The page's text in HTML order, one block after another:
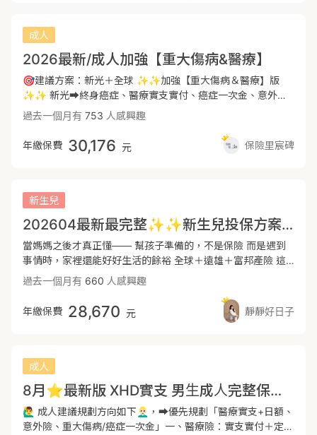
能1-6級月給付最長達十年（嚴重因意外雙眼失明，最輕截斷
小拇指11級失能）⭕重大傷燙傷全身20％以上⭕顏面燒燙傷
合併五官功能障礙者⭕大眾運輸工具增額雙倍理賠---🐻遠雄
MRE傷害實支實付⭕針對意外造成的醫療費用，包含住院急診
門診損傷的手術及處置、仿生支架耗材、包紮藥費等⭕脫臼開
放性復位增額理賠---🐻遠雄RHG傷害住院日額及骨折未住院
療養金⭕意外門診手術再增補貼---🏨重大傷病／防癌險：理
賠金一次給付📖「重大“傷”病」據衛福部統計113年至114年每
之七項「重大“疾”病」：重度中風、重度心肌梗塞、冠狀動脈
繞道手術尿毒症（腎衰竭）、器官移植、重度癌症、重度癱瘓
📌需要長期治療的癌症也是重大傷病：甲狀腺惡性腫瘤、口腔
口咽及下咽惡性腫瘤第一期、乳房惡性腫瘤第一期、子宮頸惡
性腫瘤第一期、大腸癌惡性腫瘤一期等諸多惡性腫瘤皆符合定
義。📌嚴重溶血性及再生不良性貧血：血紅素未經治療，成人
經常低於8gm/dl 以下，新生兒經常低於12gm/dl 以下者📌終
身治療之全身性自體免疫症候群：全身性紅斑狼瘡、硬化症、
類風濕關節炎、多發性肌炎、乾燥症、克隆氏症、慢性潰瘍性
患（包含自閉性、亞斯伯格等）*因為項目眾多，以上僅依常
見之疾病列舉⚠️建議選擇理賠項目最廣泛之險種。---🌏全球
DCF終身+XDE重大傷病險⭕衛福補300項重大傷病理賠
⭕XDE不會因為投保前期罹病及精神疾病打折⭕部分特定傷病
增額理賠20%（「燒燙傷面積達全身百分之20以上或顏面燒燙
生在充滿病毒的環境，各種病毒侵襲(腸病毒、腺病毒、黴漿菌
感染、泌尿系統發炎等等），若採用效果較好的藥物治療或醫
材，相對要額外付出不少的費用，這些都可以用實支實付給
付。 需要的自費項目如下: ➡️病房 : 升等單人房、特等病房 ➡️
藥物：抗生素、益生菌、標靶藥物 ➡️手術：達文西手臂、腹腔
擇有(轉換日額理賠)的險種 ❸重大傷病險（健保型） 依據健保
核發之重大傷病證明，醫師開立診斷書及病歷摘要等證明，重
大傷病項目多，理賠範圍只增不減，內含22大項(扣除8類) 可
麻痺兒童) ➡️惡性腫瘤 (白血病、惡性淋巴瘤、神經母細胞瘤
等) ➡️川崎氏症 (好發於 5 歲以下的寶寶) ➡️先天性肌肉萎縮症
(隱性遺傳，帶因者本身不會發病或有任何症狀) ➡️紅斑性狼瘡
(台灣約每10萬個人中就有6人罹病) ➡️克隆氏症 (腸道發炎的罕
見免疫系統疾病) ➡️慢性精神病...等 ➡️並非重大疾病７項 特定
傷病22項或是精選傷病41項 ❹癌症險（一次給付型、療程
型） 白血病、腦癌、淋巴癌是出生後到成年前階段，最常見的
兒童癌症，這些癌症頑固難治，長期治療耗費金錢極大，新生
兒保癌症險保費較低，可以用幾千塊的代價，轉嫁昂貴的醫療
當不小心造成他人身體受傷，或是摔倒打破貴重財物損失時，
可由保險公司代為理賠的一種保險 📢新生兒最佳投保時機 新
生兒篩檢可分成二種 🌟衛福部健保補助的21項篩檢 🌟醫院的
自費檢查 健保補助的21項「新生兒先天性代謝異常疾病篩檢」
會在出生後48小時後採血檢驗，檢查如有異常大約會在出生10
天後通知家長。 只要我們趕在這10天內投保，因為不知道篩檢
賠核心，花多少賠多少讓就醫時的自費項目（手術費、升等病
包。---📌組合方案：🌏全球XHD實支(保證續保）⭕保證續保
條款⭕住院手術項不限2-2-7以外手術⭕住院醫療無額度與次
數上限⭕病房費可轉換日額費（即無付費病房以最高額度理
賠）⭕含重大手術及特定醫材補助金（包含心臟支架及人工水
晶體等）⭕門診手術含特殊處置高達145項（全面補強市面上
實支實付手術無226之缺憾）⚠️重大手術及特定醫材補助金年
度限3次⚠️門診手術有2-2-7限制及年度最高8次---📕知識點：
之第三項。如果保險條款當中手術的定義有內含於此，基本上
理賠範圍依據這個標準。2-2-7手術定義範圍：大部分需要開
刀、麻醉、縫合。3-3-4-3牙科下顎範圍等手術。*醫療保險條
款中如果擺脫這個定義，理賠的範圍會更廣喔！---📖『實支
實付自付額』是指在醫療險理賠時，被保險人需自行負擔一定
--🌏全球XHO實支自負額⭕保證續保條款⭕額外每日住院日
額⭕住院手術與雜費靈活分配⚠️要注意：門診手術有2-2-7限
制⚠️自負額實支實付啟動額度（以XHO方案3B為例）：病房費
XHD為主，XHO為輔)---🏥『意外險』：意外身故失能最高
100萬+意外實支10萬+意外日額2000元+意外骨折6萬最高---
📖外來性、突發性、非疾病皆屬意外險理賠大致嚴重車禍、重
大災害及隨機危險恐怖危害小至打球手指吃蘿蔔，走路途中踩
空跌倒皆為意外險理賠啟動對象。意外醫療的自費項目及失能
成人
2026最新/成人加強【重大傷病&醫療】
🎯建議方案：新光＋全球 ✨✨加強【重大傷病＆醫療】版
✨✨ 新光➡️終身癌症、醫療實支實付、癌症一次金、意外身
故/失能、意外住院、意外實支實付 全球➡️重大傷病、癌症一
次金、療程型癌症險、定額醫療險 - 🌟特別說明🌟 【新光】
實支實付「新呵護安心」 ✅保證續保 ✅年度理賠金額無上限
(✨非常重要✨) 【全球】 1.癌症一次金「XCF」 ✅第一年只
氣管、支氣管及肺 (六)腦 ✅16歲以上，超過150萬需要體檢
過去一個月有 753 人感興趣
年繳保費 30,176 元 保險里宸碑
新生兒
202604最新最完整✨✨新生兒投保方案來了
當媽媽之後才真正懂—— 幫孩子準備的，不是保險 而是遇到
事情時，家裡還能好好生活的餘裕 全球＋遠雄＋富邦產險 這
是一套目前保障面向非常全面的搭配👇 🏥 住院保障（雙層設
計） ✔ 疾病住院 ▪️ 8,000／天（定額） ▪️ 12,000／天（定額
＋限額） ✔ 意外住院 ▪️ 9,000／天（定額） ▪️ 13,000／天
（定額＋限額） ✔ 癌症住院 ▪️ 18,800／天（定額） ▪️
支實付 50萬 🔸 傷害實支實付 10萬 🔸 門診手術費最高 6萬
227手術限制） 🛡️ 重大風險保障 🔺 重大傷病 200萬（理賠不
打折） 🔺 兒童燒燙傷最高 470萬 🔺 重度癌症最高 760萬 🔺
傷害失能最高 269萬
過去一個月有 660 人感興趣
年繳保費 28,670 元 靜靜好日子
成人
8月⭐️最新版 XHD實支 男生成人完整保障(全球)
🙋‍♂️ 成人建議規劃方向如下👱🏻‍♂️，➡️優先規劃「醫療實支+日額、
意外險、重大傷病/癌症一次金」一、醫療險：實支實付＋定額